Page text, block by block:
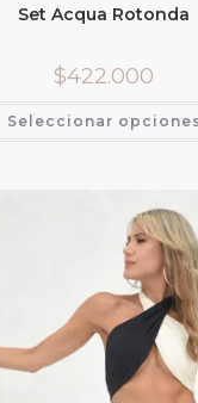
Set Acqua Rotonda
$422.000
Seleccionar